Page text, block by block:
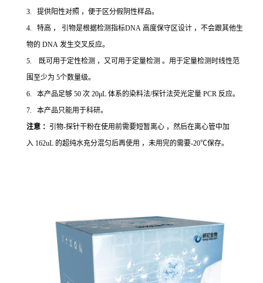
3. 提供阳性对照 ，便于区分假阴性样品。
4. 特高 ， 引物是根据检测指标DNA 高度保守区设计 ，不会跟其他生
物的 DNA 发生交叉反应。
5. 既可用于定性检测 ，又可用于定量检测 。用于定量检测时线性范
围至少为 5个数量级。
6. 本产品足够 50 次 20μL 体系的染料法/探针法荧光定量 PCR 反应。
7. 本产品只能用于科研。
注意 ： 引物-探针干粉在使用前需要短暂离心 ，然后在离心管中加
入 162uL 的超纯水充分混匀后再使用 ，未用完的需要-20℃保存。